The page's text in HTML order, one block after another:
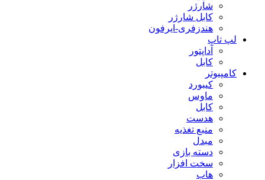
شارژر
کابل شارژر
هندزفری-ایرفون
لپ تاپ
آداپتور
کابل
کامپیوتر
کیبورد
ماوس
کابل
هدست
منبع تغذیه
مبدل
دسته بازی
سخت افزار
هاب